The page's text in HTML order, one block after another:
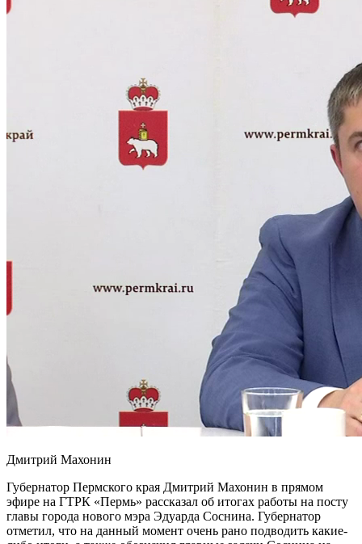
Дмитрий Махонин
Губернатор Пермского края Дмитрий Махонин в прямом
эфире на ГТРК «Пермь» рассказал об итогах работы на посту
главы города нового мэра Эдуарда Соснина. Губернатор
отметил, что на данный момент очень рано подводить какие-